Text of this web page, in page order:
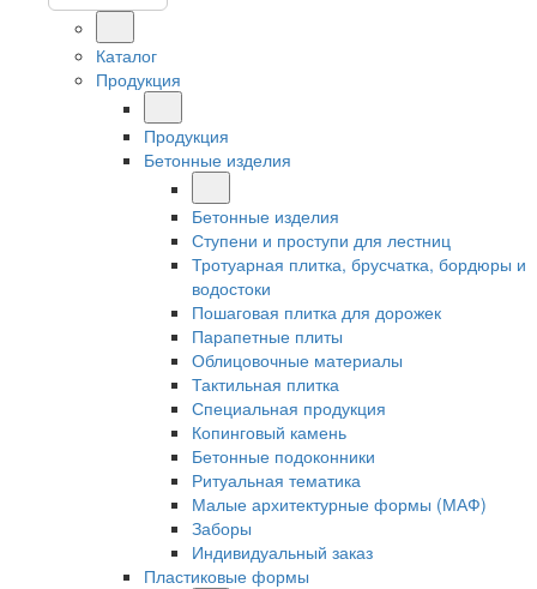
Каталог
Продукция
Продукция
Бетонные изделия
Бетонные изделия
Ступени и проступи для лестниц
Тротуарная плитка, брусчатка, бордюры и
водостоки
Пошаговая плитка для дорожек
Парапетные плиты
Облицовочные материалы
Тактильная плитка
Специальная продукция
Копинговый камень
Бетонные подоконники
Ритуальная тематика
Малые архитектурные формы (МАФ)
Заборы
Индивидуальный заказ
Пластиковые формы